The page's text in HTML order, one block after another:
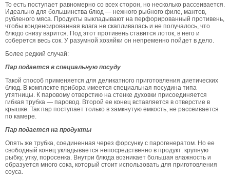
То есть поступает равномерно со всех сторон, но несколько рассеивается.
Идеально для большинства блюд — нежного рыбного филе, мантов,
рубленого мяса. Продукты выкладывают на перфорированный противень,
чтобы конденсированная влага не скапливалась и не получалось, что
блюдо снизу варится. Под этот противень ставится лоток, в него и
соберется весь сок. У разумной хозяйки он непременно пойдет в дело.
Более редкий случай:
Пар подается в специальную посуду
Такой способ применяется для деликатного приготовления диетических
блюд. В комплекте прибора имеется специальная посудина типа
утятницы. К паровому отверстию на стенке духовки присоединяется
гибкая трубка — паровод. Второй ее конец вставляется в отверстие в
крышке. Так пар поступает только в замкнутую емкость, не рассеивается
по камере.
Пар подается на продукты
Опять же трубка, соединенная через форсунку с парогенератом. Но ее
свободный конец укладывается непосредственно в продукт: крупную
рыбку, утку, поросенка. Внутри блюда возникает большая влажность и
образуется много сока, который стоит использовать для приготовления
соуса.